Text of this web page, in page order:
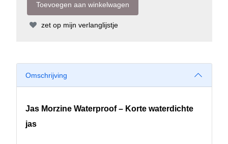
zet op mijn verlanglijstje
Omschrijving
Jas Morzine Waterproof – Korte waterdichte
jas